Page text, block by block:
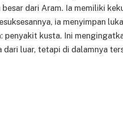
dari Aram. Ia memiliki
ia menyimpan
penyakit kusta. Ini
dari luar, tetapi di dalamnya